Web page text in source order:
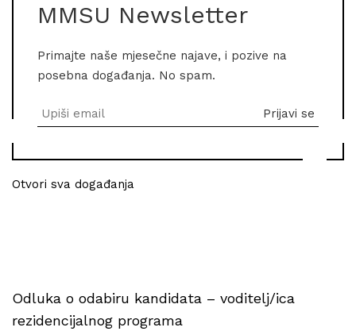
MMSU Newsletter
Primajte naše mjesečne najave, i pozive na
posebna događanja. No spam.
Otvori sva događanja
Odluka o odabiru kandidata – voditelj/ica
rezidencijalnog programa